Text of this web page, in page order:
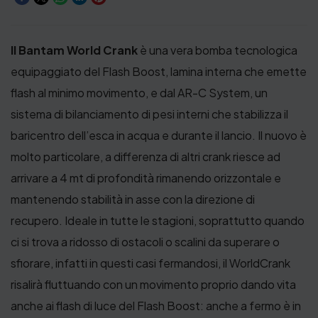
Il Bantam World Crankè una vera bomba tecnologica
equipaggiato del Flash Boost, lamina interna che emette
flash al minimo movimento, e dal AR-C System, un
sistema di bilanciamento di pesi interni che stabilizza il
baricentro dell’esca in acqua e durante il lancio. Il nuovo è
molto particolare, a differenza di altri crank riesce ad
arrivare a 4 mt di profondità rimanendo orizzontale e
mantenendo stabilità in asse con la direzione di
recupero. Ideale in tutte le stagioni, soprattutto quando
ci si trova a ridosso di ostacoli o scalini da superare o
sfiorare, infatti in questi casi fermandosi, il WorldCrank
risalirà fluttuando con un movimento proprio dando vita
anche ai flash di luce del Flash Boost: anche a fermo è in